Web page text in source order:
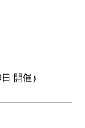
開催）